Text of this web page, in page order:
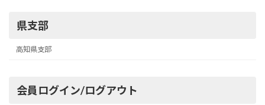
県支部
高知県支部
会員ログイン/ログアウト